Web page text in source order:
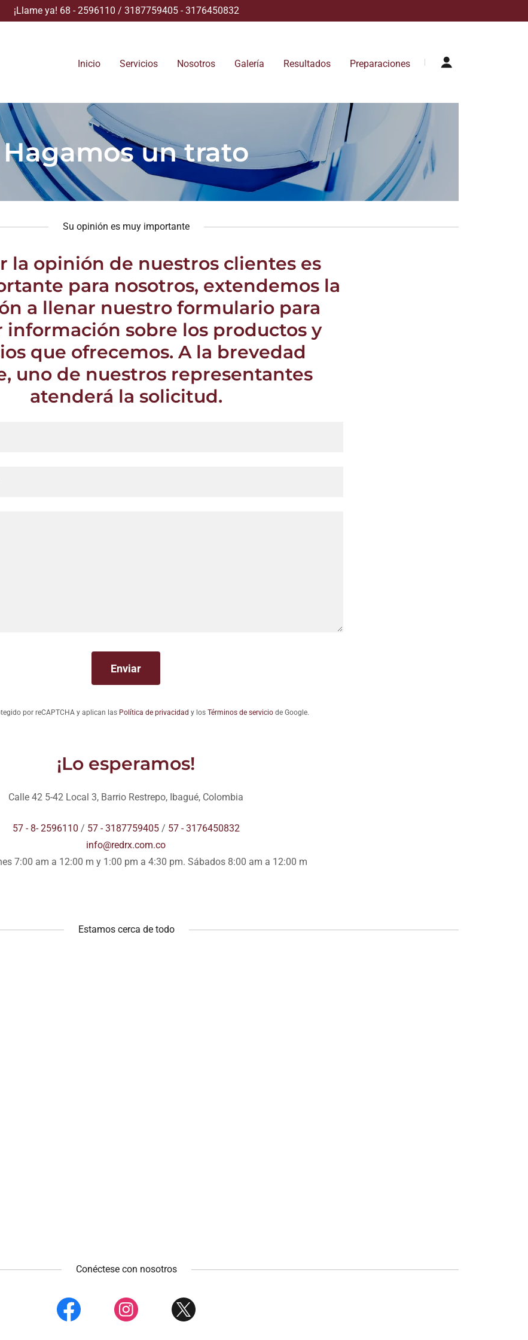
¡Llame ya! 68 - 2596110 / 3187759405 - 3176450832
Inicio Servicios Nosotros Galería Resultados Preparaciones
Hagamos un trato
Su opinión es muy importante
la opinión de nuestros clientes es
para nosotros, extendemos la
a llenar nuestro formulario para
información sobre los productos y
que ofrecemos. A la brevedad
uno de nuestros representantes
atenderá la solicitud.
Enviar
por reCAPTCHA y aplican las Política de privacidad y los Términos de serviciode Google.
¡Lo esperamos!
Calle 42 5-42 Local 3, Barrio Restrepo, Ibagué, Colombia
57 - 8- 2596110 / 57 - 3187759405/ 57 - 3176450832
info@redrx.com.co
7:00 am a 12:00 m y 1:00 pm a 4:30 pm. Sábados 8:00 am a 12:00 m
Estamos cerca de todo
Conéctese con nosotros